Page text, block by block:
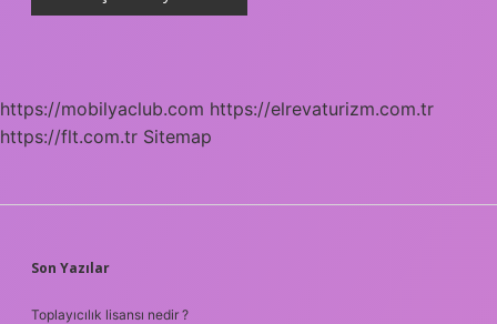
https://mobilyaclub.com https://elrevaturizm.com.tr
https://flt.com.tr Sitemap
SIDEBAR
Son Yazılar
Toplayıcılık lisansı nedir ?